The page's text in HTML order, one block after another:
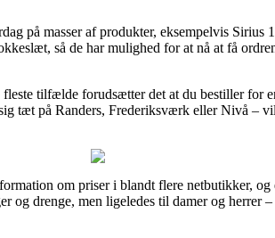
på masser af produkter, eksempelvis
så de har mulighed for at nå at få
tilfælde forudsætter det at du bestiller for
tæt på Randers, Frederiksværk eller Nivå –
om priser i blandt flere netbutikker,
og drenge, men ligeledes til damer og herrer